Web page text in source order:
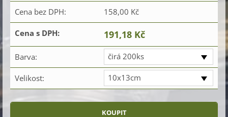
Cena bez DPH: 158,00 Kč
Cena s DPH: 191,18 Kč
Barva: čirá 200ks
Velikost: 10x13cm